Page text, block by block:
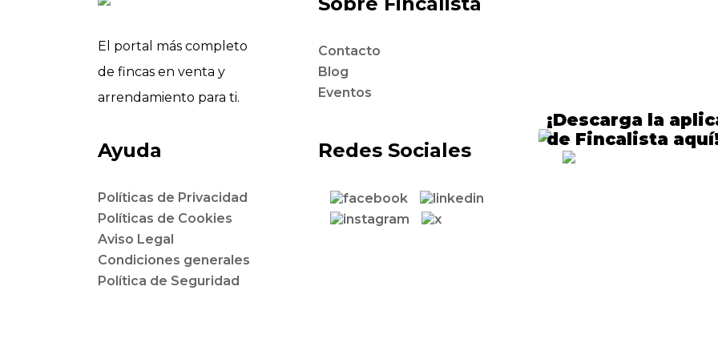
El portal más completo
de fincas en venta y
arrendamiento para ti.
Contacto
Blog
Eventos
Ayuda
Políticas de Privacidad
Políticas de Cookies
Aviso Legal
Condiciones generales
Política de Seguridad
Redes Sociales
¡Descarga la
de Fincalista